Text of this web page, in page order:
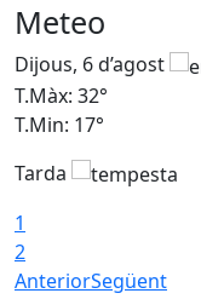
Meteo
Dijous, 6 d’agost
T.Màx: 32°
T.Min: 17°
Tarda
1
2
AnteriorSegüent